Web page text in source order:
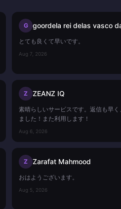
G goordela rei delas vasco
とても良くて早いです。
Aug 7, 2026
Z ZEANZ IQ
素晴らしいサービスです。返信も早
ました！また利用します！
Aug 6, 2026
Z Zarafat Mahmood
おはようございます。
Aug 5, 2026